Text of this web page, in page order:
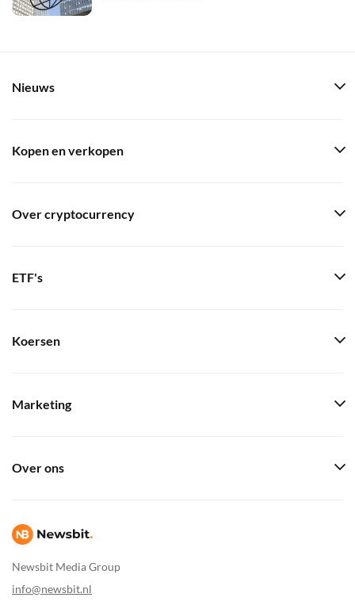
Newsbit Media Group
info@newsbit.nl
Nieuws
Kopen en verkopen
Over cryptocurrency
ETF's
Koersen
Marketing
Over ons